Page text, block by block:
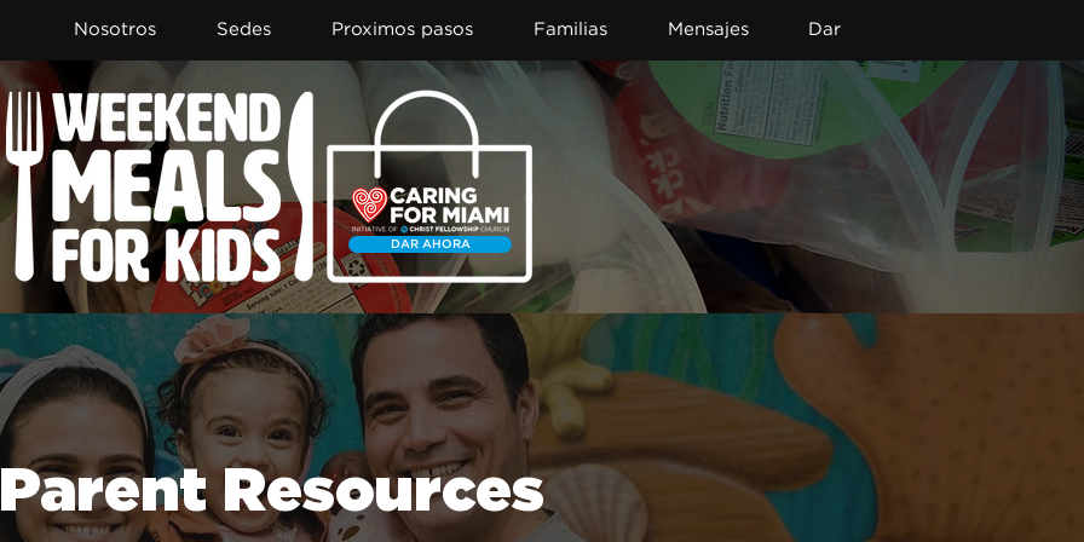
Nosotros Sedes Proximos pasos Familias Mensajes Dar
DAR AHORA
Resources